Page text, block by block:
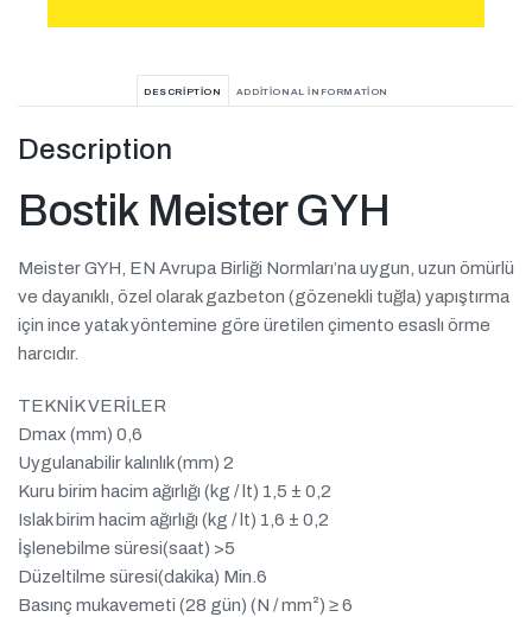
DESCRIPTION ADDITIONAL INFORMATION
Description
Bostik Meister GYH
Meister GYH, EN Avrupa Birliği Normları’na uygun, uzun ömürlü
ve dayanıklı, özel olarak gazbeton (gözenekli tuğla) yapıştırma
için ince yatak yöntemine göre üretilen çimento esaslı örme
harcıdır.
TEKNİK VERİLER
Dmax (mm) 0,6
Uygulanabilir kalınlık (mm) 2
Kuru birim hacim ağırlığı (kg / lt) 1,5 ± 0,2
Islak birim hacim ağırlığı (kg / lt) 1,6 ± 0,2
İşlenebilme süresi(saat) >5
Düzeltilme süresi(dakika) Min.6
Basınç mukavemeti (28 gün) (N / mm²) ≥ 6